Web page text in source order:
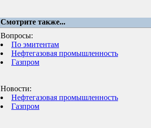
Смотрите также...
Вопросы:
По эмитентам
Нефтегазовая промышленность
Газпром
Новости:
Нефтегазовая промышленность
Газпром